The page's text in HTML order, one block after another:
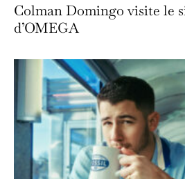
Colman Domingo visite le
d’OMEGA